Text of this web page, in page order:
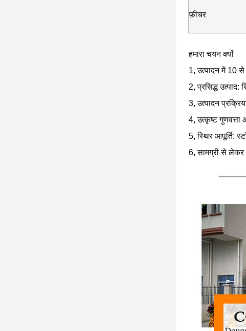
फ़ीचर
हमारा चयन क्यों
1, उत्पादन में 10
2, प्रसिद्ध उत्पाद:
3, उत्पादन
4, उत्कृष्ट गुणवत्ता
5, स्थिर आपूर्ति:
6, सामग्री से लेकर